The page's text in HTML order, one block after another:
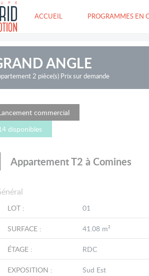
ACCUEIL PROGRAMMES EN
ANGLE
2 pièce(s) Prix sur demande
commercial
disponibles
Appartement T2 à Comines
LOT : 01
SURFACE : 41.08 m²
ÉTAGE : RDC
EXPOSITION : Sud Est